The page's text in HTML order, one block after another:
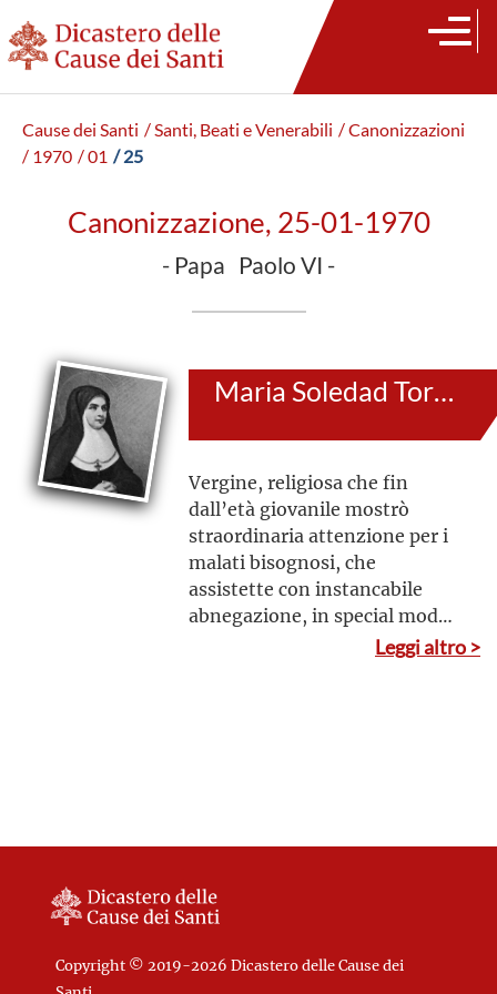
Cause dei Santi / Santi, Beati e Venerabili / Canonizzazioni
/ 1970 / 01 / 25
Canonizzazione, 25-01-1970
- Papa Paolo VI -
Maria Soledad Torres Acosta
Vergine, religiosa che fin
dall’età giovanile mostrò
straordinaria attenzione per i
malati bisognosi, che
assistette con instancabile
abnegazione, in special modo
nella Congregazione delleLeggi altro >
Copyright © 2019-2026 Dicastero delle Cause dei